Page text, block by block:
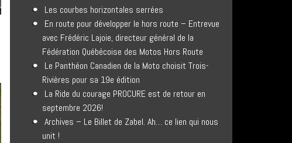
Les courbes horizontales serrées
En route pour développer le hors route – Entrevue
avec Frédéric Lajoie, directeur général de la
Fédération Québécoise des Motos Hors Route
Le Panthéon Canadien de la Moto choisit Trois-
Rivières pour sa 19e édition
La Ride du courage PROCURE est de retour en
septembre 2026!
Archives – Le Billet de Zabel. Ah… ce lien qui nous
unit !